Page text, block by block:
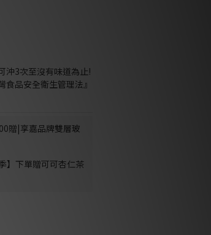
沖3次至沒有味道為止!
品安全衛生管理法』
贈|享嘉品牌雙層玻
】下單贈可可杏仁茶